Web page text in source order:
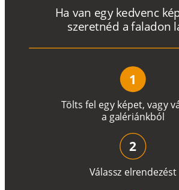
Tölts fel egy képet, vagyv
a galériánkból
Ha van egy kedvenc ké
szeretnéd a faladon l
1
Válassz elrendezést
2